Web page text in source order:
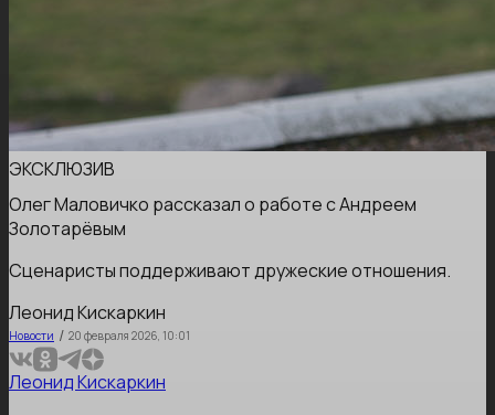
ЭКСКЛЮЗИВ
Олег Маловичко рассказал о работе с Андреем
Золотарёвым
Сценаристы поддерживают дружеские отношения.
Леонид Кискаркин
Новости / 20 февраля 2026, 10:01
Леонид Кискаркин